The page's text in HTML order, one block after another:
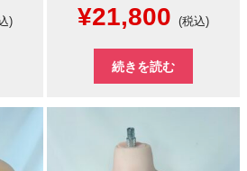
)
元
の
価
¥21,800 現
在
の
(税込)
続きを読む